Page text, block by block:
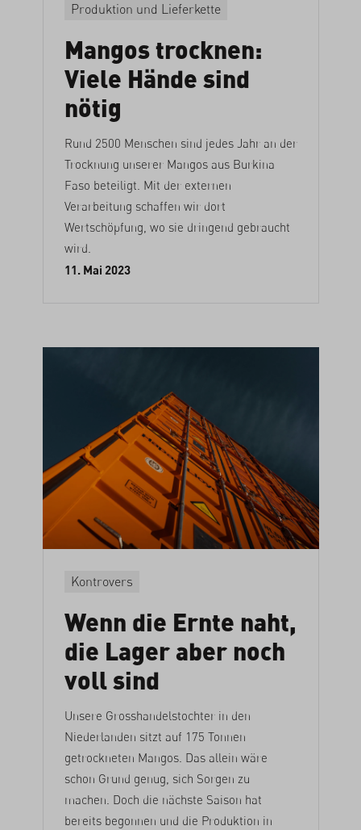
Produktion und Lieferkette
Mangos trocknen:
Viele Hände sind
nötig
Rund 2500 Menschen sind jedes Jahr an der
Trocknung unserer Mangos aus Burkina
Faso beteiligt. Mit der externen
Verarbeitung schaffen wir dort
Wertschöpfung, wo sie dringend gebraucht
wird.
11. Mai 2023
Kontrovers
Wenn die Ernte naht,
die Lager aber noch
voll sind
Unsere Grosshandelstochter in den
Niederlanden sitzt auf 175 Tonnen
getrockneten Mangos. Das allein wäre
schon Grund genug, sich Sorgen zu
machen. Doch die nächste Saison hat
bereits begonnen und die Produktion in